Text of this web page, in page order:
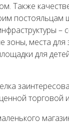
Также
постояльцам
–
зоны, места для
для
торговой